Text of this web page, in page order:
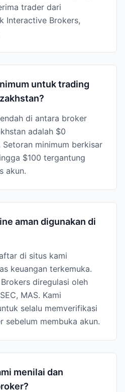
trader dari
Interactive Brokers,
untuk trading
di antara broker
adalah $0
minimum berkisar
$100 tergantung
akun.
aman digunakan di
di situs kami
keuangan terkemuka.
diregulasi oleh
MAS. Kami
selalu memverifikasi
sebelum membuka akun.
menilai dan